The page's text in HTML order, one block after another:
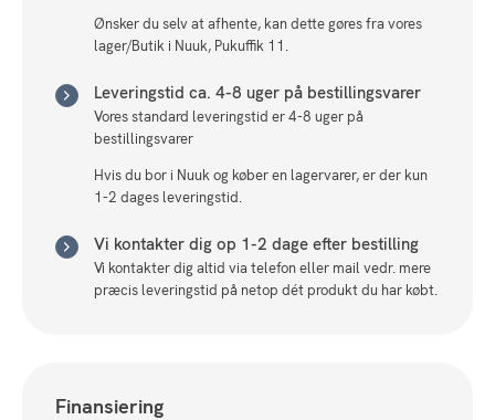
Ønsker du selv at afhente, kan dette gøres fra vores
lager/Butik i Nuuk, Pukuffik 11.
Leveringstid ca. 4-8 uger på bestillingsvarer
Vores standard leveringstid er 4-8 uger på
bestillingsvarer
Hvis du bor i Nuuk og køber en lagervarer, er der kun
1-2 dages leveringstid.
Vi kontakter dig op 1-2 dage efter bestilling
Vi kontakter dig altid via telefon eller mail vedr. mere
præcis leveringstid på netop dét produkt du har købt.
Finansiering